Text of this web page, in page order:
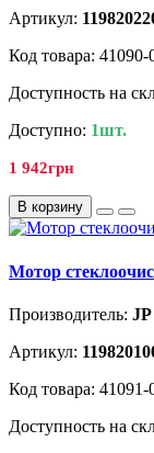
Артикул:
Код товара: 41090-
Доступность на
Доступно: 1шт.
1 942грн
В корзину
Мотор
Производитель:
Артикул:
Код товара: 41091-
Доступность на